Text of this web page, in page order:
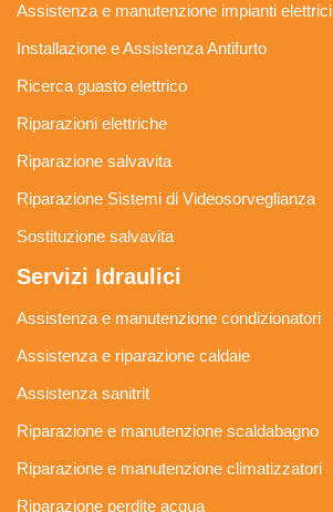
Assistenza e manutenzione impianti elettrici
Installazione e Assistenza Antifurto
Ricerca guasto elettrico
Riparazioni elettriche
Riparazione salvavita
Riparazione Sistemi di Videosorveglianza
Sostituzione salvavita
Servizi Idraulici
Assistenza e manutenzione condizionatori
Assistenza e riparazione caldaie
Assistenza sanitrit
Riparazione e manutenzione scaldabagno
Riparazione e manutenzione climatizzatori
Riparazione perdite acqua